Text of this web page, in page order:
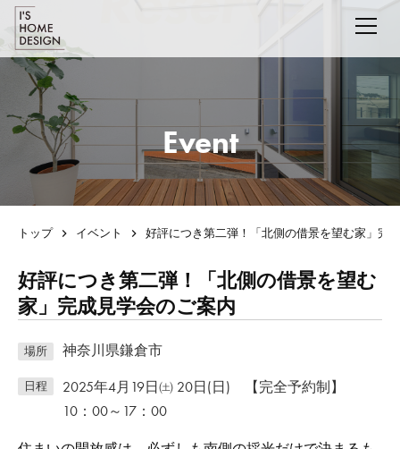
Event
トップ イベント 好評につき第二弾！「北側の借景を望む家」完
好評につき第二弾！「北側の借景を望む
家」完成見学会のご案内
場所 神奈川県鎌倉市
日程
2025年4月19日㈯ 20日(日) 【完全予約制】
10：00～17：00